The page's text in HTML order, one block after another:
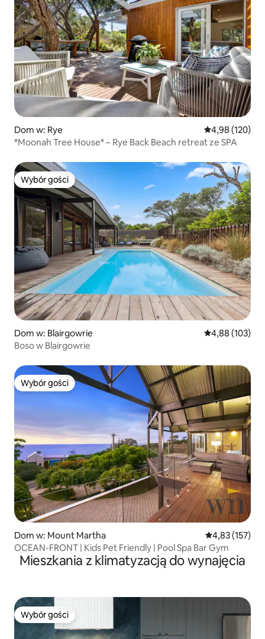
Dom w: Rye Średnia
4,98 (120)
*Moonah Tree House* – Rye Back Beach retreat ze SPA
Wybór gości
Wybór gości
Dom w: Blairgowrie Średnia
4,88 (103)
Boso w Blairgowrie
Wybór gości
Wybór gości
Dom w: Mount Martha Średnia
4,83 (157)
OCEAN-FRONT | Kids Pet Friendly | Pool Spa Bar Gym
Mieszkania z klimatyzacją do wynajęcia
Wybór gości
Wybór gości